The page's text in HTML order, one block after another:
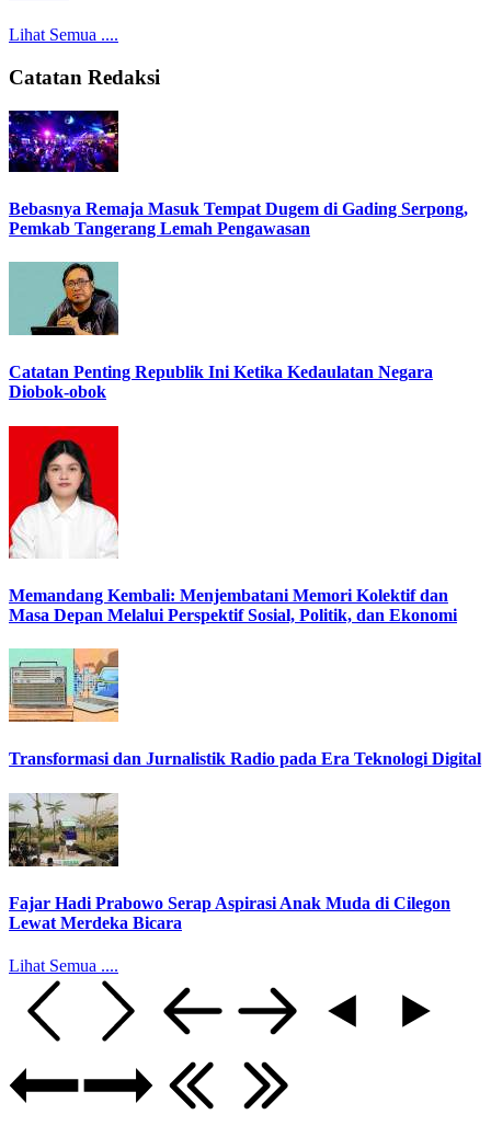
Lihat Semua ....
Catatan Redaksi
Bebasnya Remaja Masuk Tempat Dugem di Gading Serpong,
Pemkab Tangerang Lemah Pengawasan
Catatan Penting Republik Ini Ketika Kedaulatan Negara
Diobok-obok
Memandang Kembali: Menjembatani Memori Kolektif dan
Masa Depan Melalui Perspektif Sosial, Politik, dan Ekonomi
Transformasi dan Jurnalistik Radio pada Era Teknologi Digital
Fajar Hadi Prabowo Serap Aspirasi Anak Muda di Cilegon
Lewat Merdeka Bicara
Lihat Semua ....